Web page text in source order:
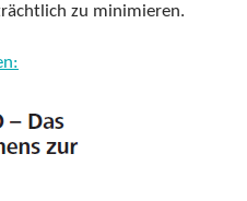
zu minimieren.